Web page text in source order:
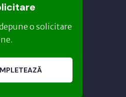
o solicitare